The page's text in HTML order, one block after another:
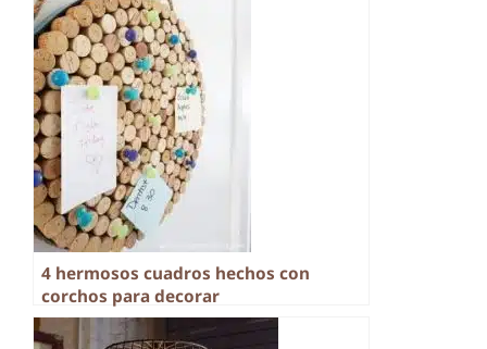
4 hermosos cuadros hechos con
corchos para decorar